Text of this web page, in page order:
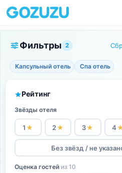
Фильтры 2
Капсульный отель Спа отель
Рейтинг
Звёзды отеля
1★ 2★ 3★ 4
Без звёзд / не
Оценка гостей из 10